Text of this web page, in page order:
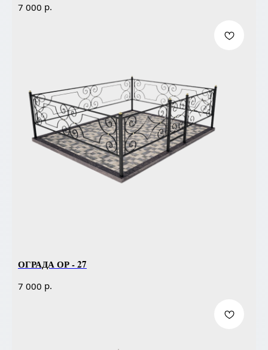
7 000 р.
ОГРАДА ОР - 27
7 000 р.